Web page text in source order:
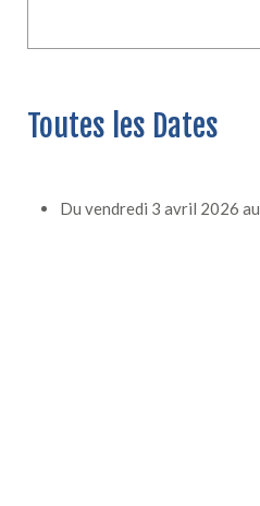
Toutes les Dates
Du vendredi 3 avril 2026 au